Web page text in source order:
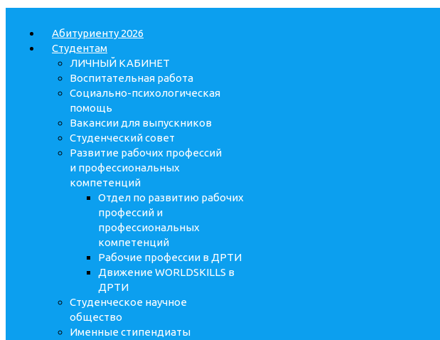
Абитуриенту 2026
Студентам
ЛИЧНЫЙ КАБИНЕТ
Воспитательная работа
Социально-психологическая
помощь
Вакансии для выпускников
Студенческий совет
Развитие рабочих профессий
и профессиональных
компетенций
Отдел по развитию рабочих
профессий и
профессиональных
компетенций
Рабочие профессии в ДРТИ
Движение WORLDSKILLS в
ДРТИ
Студенческое научное
общество
Именные стипендиаты